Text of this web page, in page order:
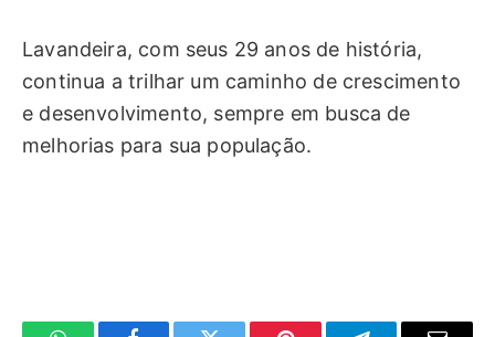
Lavandeira, com seus 29 anos de história,
continua a trilhar um caminho de crescimento
e desenvolvimento, sempre em busca de
melhorias para sua população.